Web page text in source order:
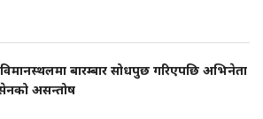
बारम्बार सोधपुछ गरिएपछि अभिनेता
असन्तोष